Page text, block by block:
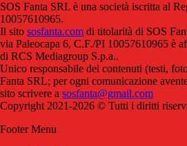
SOS Fanta SRL è una società iscritta al
10057610965.
Il sito sosfanta.com di titolarità di SOS
via Paleocapa 6, C.F./PI 10057610965 è
di RCS Mediagroup S.p.a..
Unico responsabile dei contenuti (testi,
Fanta SRL; per ogni comunicazione
sito scrivere a sosfanta@gmail.com
Copyright 2021-2026 © Tutti i diritti
Footer Menu